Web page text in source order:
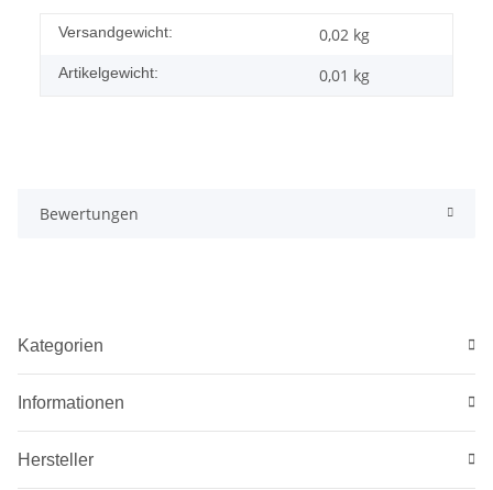
Versandgewicht: 0,02 kg
Artikelgewicht: 0,01 kg
Bewertungen
Kategorien
Informationen
Hersteller